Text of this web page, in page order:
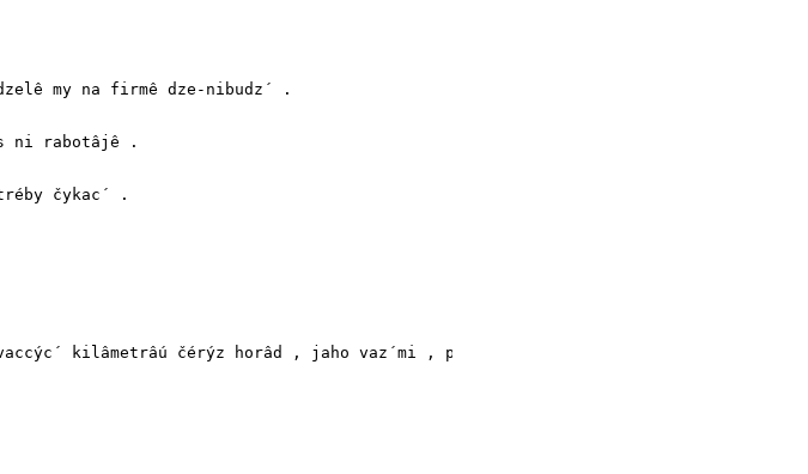
my na firmê dze-nibudz´ .
ni rabotâjê .
čykac´ .
kilâmetrâú čérýz horâd , jaho vaz´mi , pxnisê abratnâ i tam stoj , što li ?